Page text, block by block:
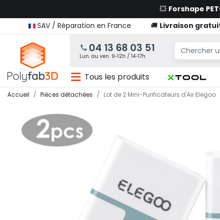
💥 Forshape
SAV / Réparation en France
🚚 Livraison
04 13 68 03 51
Lun. au ven. 9-12h / 14-17h
Tous les produits
Accueil Pièces détachées Lot de 2 Mini-Purificateurs d'Air Elegoo